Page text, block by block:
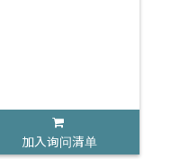
加入询问清单